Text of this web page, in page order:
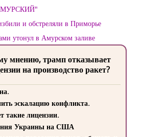
и обстреляли в Приморье
утонул в Амурском заливе
мнению, трамп отказывает
на производство ракет?
эскалацию конфликта.
такие лицензии.
Украины на США